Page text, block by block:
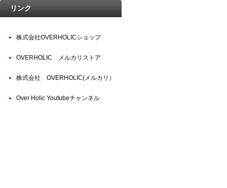
リンク
株式会社OVERHOLICショップ
OVERHOLIC メルカリストア
株式会社 OVERHOLIC(メルカリ）
Over Holic Youtubeチャンネル